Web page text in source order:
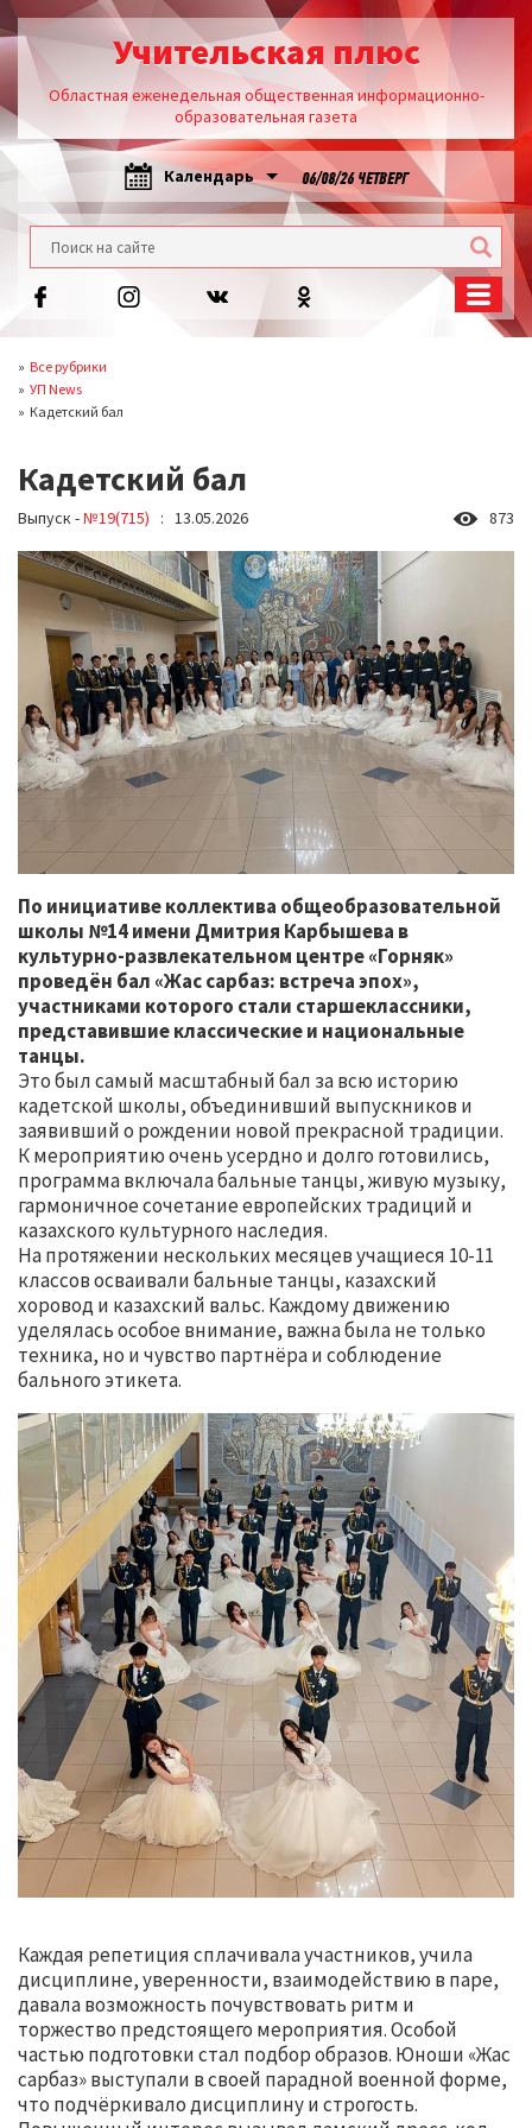
Учительская плюс
Областная еженедельная общественная информационно-
образовательная газета
Календарь 06/08/26 ЧЕТВЕРГ
Все рубрики
УП News
Кадетский бал
Кадетский бал
Выпуск -№19(715) : 13.05.2026 873
По инициативе коллектива общеобразовательной
школы №14 имени Дмитрия Карбышева в
культурно-развлекательном центре «Горняк»
проведён бал «Жас сарбаз: встреча эпох»,
участниками которого стали старшеклассники,
представившие классические и национальные
танцы.
Это был самый масштабный бал за всю историю
кадетской школы, объединивший выпускников и
заявивший о рождении новой прекрасной традиции.
К мероприятию очень усердно и долго готовились,
программа включала бальные танцы, живую музыку,
гармоничное сочетание европейских традиций и
казахского культурного наследия.
На протяжении нескольких месяцев учащиеся 10-11
классов осваивали бальные танцы, казахский
хоровод и казахский вальс. Каждому движению
уделялась особое внимание, важна была не только
техника, но и чувство партнёра и соблюдение
бального этикета.
Каждая репетиция сплачивала участников, учила
дисциплине, уверенности, взаимодействию в паре,
давала возможность почувствовать ритм и
торжество предстоящего мероприятия. Особой
частью подготовки стал подбор образов. Юноши «Жас
сарбаз» выступали в своей парадной военной форме,
что подчёркивало дисциплину и строгость.